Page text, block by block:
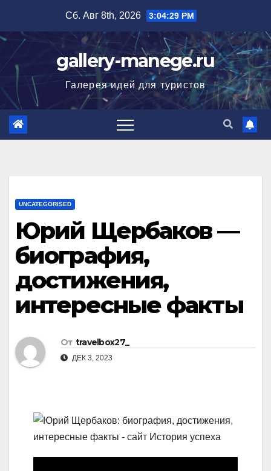
содержимому
Сб. Авг 8th, 2026 3:04:30 PM
gallery-manege.ru
Галерея идей для туристов
UNCATEGORISED
Юрий Щербаков —
биография,
достижения,
интересные факты
От travelbox27_
ДЕК 3, 2023